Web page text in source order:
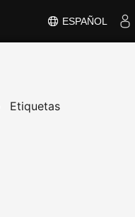
ESPAÑOL
Etiquetas